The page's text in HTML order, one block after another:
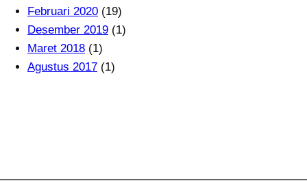
Februari 2020 (19)
Desember 2019 (1)
Maret 2018 (1)
Agustus 2017 (1)